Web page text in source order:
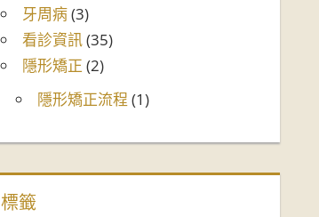
牙周病(3)
看診資訊(35)
隱形矯正 (2)
隱形矯正流程 (1)
標籤